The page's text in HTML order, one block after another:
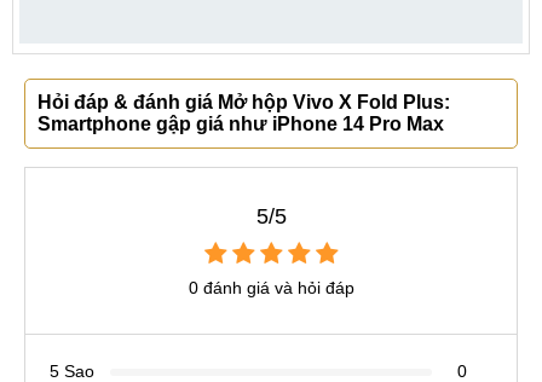
Hỏi đáp & đánh giá Mở hộp Vivo X Fold Plus:
Smartphone gập giá như iPhone 14 Pro Max
5/5
0 đánh giá và hỏi đáp
5 Sao
0